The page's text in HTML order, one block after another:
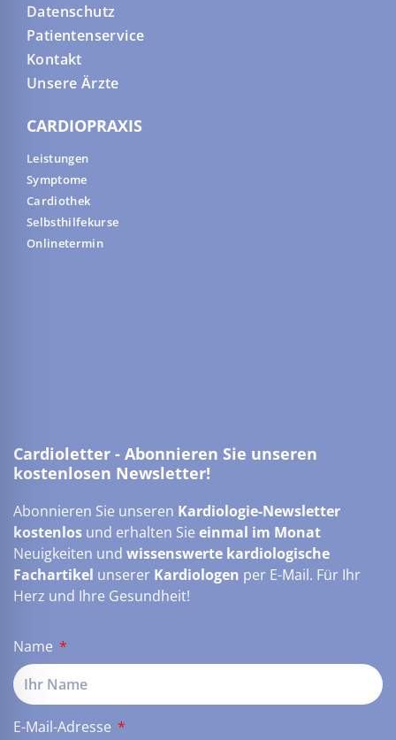
Datenschutz
Patientenservice
Kontakt
Unsere Ärzte
CARDIOPRAXIS
Leistungen
Symptome
Cardiothek
Selbsthilfekurse
Onlinetermin
Cardioletter - Abonnieren Sie unseren
kostenlosen Newsletter!
Abonnieren Sie unseren Kardiologie-Newsletter
kostenlos und erhalten Sie einmal im Monat
Neuigkeiten und wissenswerte kardiologische
Fachartikel unserer Kardiologen per E-Mail. Für Ihr
Herz und Ihre Gesundheit!
Name
E-Mail-Adresse